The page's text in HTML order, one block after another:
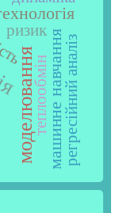
моделюваннямашинне навчання
ризик
теплообмін регресійний аналіз